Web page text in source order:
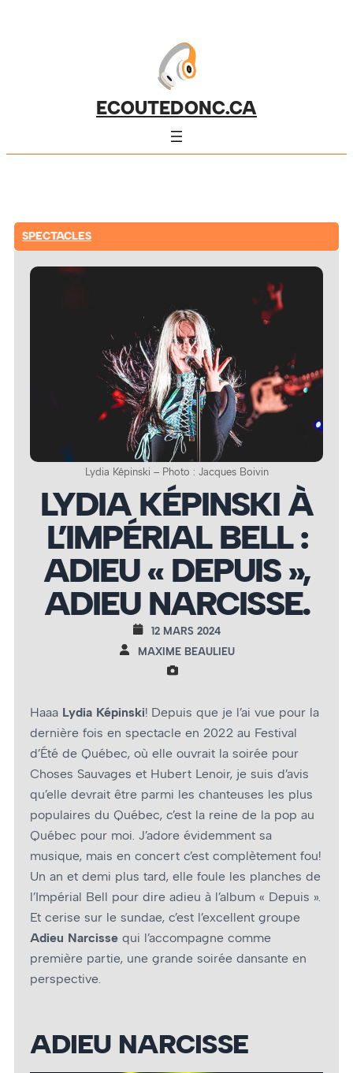
ECOUTEDONC.CA
SPECTACLES
Lydia Képinski – Photo : Jacques Boivin
LYDIA KÉPINSKI À
L’IMPÉRIAL BELL :
ADIEU « DEPUIS »,
ADIEU NARCISSE.
12 MARS 2024
MAXIME BEAULIEU
Haaa Lydia Képinski! Depuis que je l’ai vue pour la
dernière fois en spectacle en 2022 au Festival
d’Été de Québec, où elle ouvrait la soirée pour
Choses Sauvages et Hubert Lenoir, je suis d’avis
qu’elle devrait être parmi les chanteuses les plus
populaires du Québec, c’est la reine de la pop au
Québec pour moi. J’adore évidemment sa
musique, mais en concert c’est complètement fou!
Un an et demi plus tard, elle foule les planches de
l’Impérial Bell pour dire adieu à l’album « Depuis ».
Et cerise sur le sundae, c’est l’excellent groupe
Adieu Narcisse qui l’accompagne comme
première partie, une grande soirée dansante en
perspective.
ADIEU NARCISSE